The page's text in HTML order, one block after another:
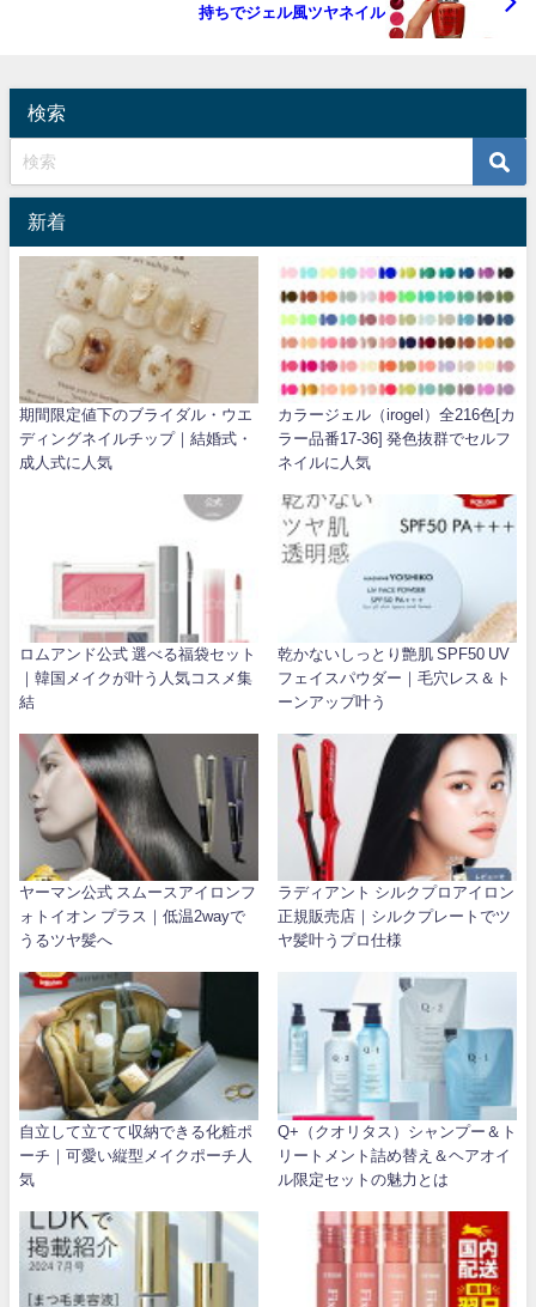
持ちでジェル風ツヤネイル
検索
新着
期間限定値下のブライダル・ウエ
ディングネイルチップ｜結婚式・
成人式に人気
カラージェル（irogel）全216色[カ
ラー品番17-36] 発色抜群でセルフ
ネイルに人気
ロムアンド公式 選べる福袋セット
｜韓国メイクが叶う人気コスメ集
結
乾かないしっとり艶肌 SPF50 UV
フェイスパウダー｜毛穴レス＆ト
ーンアップ叶う
ヤーマン公式 スムースアイロンフ
ォトイオン プラス｜低温2wayで
うるツヤ髪へ
ラディアント シルクプロアイロン
正規販売店｜シルクプレートでツ
ヤ髪叶うプロ仕様
自立して立てて収納できる化粧ポ
ーチ｜可愛い縦型メイクポーチ人
気
Q+（クオリタス）シャンプー＆ト
リートメント詰め替え＆ヘアオイ
ル限定セットの魅力とは